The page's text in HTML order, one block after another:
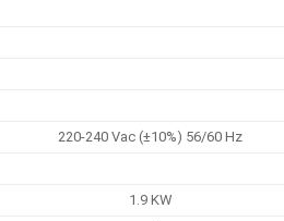
220-240 Vac (±10%) 56/60 Hz
1.9 KW